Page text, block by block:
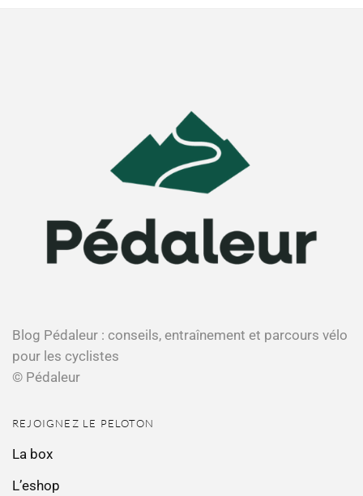
Blog Pédaleur : conseils, entraînement et parcours vélo
pour les cyclistes
© Pédaleur
REJOIGNEZ LE PELOTON
La box
L’eshop